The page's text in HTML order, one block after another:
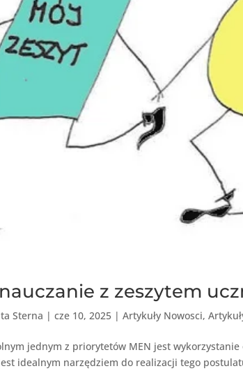
z zeszytem
Sterna |cze 10, 2025 |Artykuły Nowosci,
jednym z priorytetów MEN jest
idealnym narzędziem do realizacji tego